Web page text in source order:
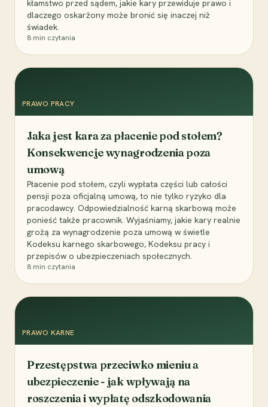
kłamstwo przed sądem, jakie kary przewiduje prawo i
dlaczego oskarżony może bronić się inaczej niż
świadek.
8 min czytania
PRAWO PRACY
Jaka jest kara za płacenie pod stołem?
Konsekwencje wynagrodzenia poza
umową
Płacenie pod stołem, czyli wypłata części lub całości
pensji poza oficjalną umową, to nie tylko ryzyko dla
pracodawcy. Odpowiedzialność karną skarbową może
ponieść także pracownik. Wyjaśniamy, jakie kary realnie
grożą za wynagrodzenie poza umową w świetle
Kodeksu karnego skarbowego, Kodeksu pracy i
przepisów o ubezpieczeniach społecznych.
8 min czytania
PRAWO KARNE
Przestępstwa przeciwko mieniu a
ubezpieczenie - jak wpływają na
roszczenia i wypłatę odszkodowania